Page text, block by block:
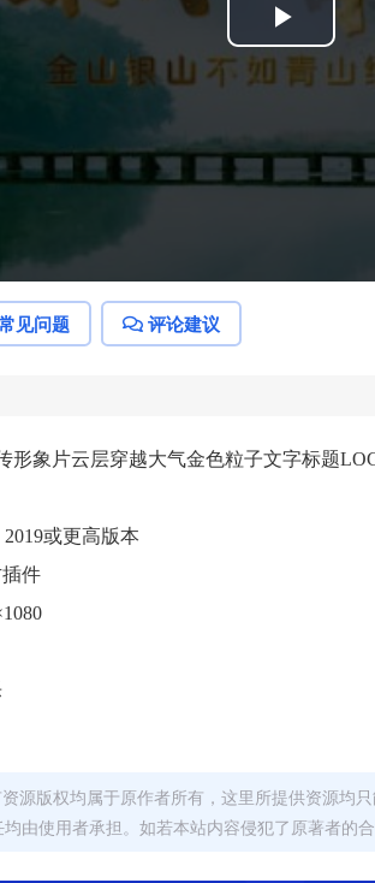
Play
Video
见问题 评论建议
形象片云层穿越大气金色粒子文字标题
2019或更高版本
件
源版权均属于原作者所有，这里所提供资源均
由使用者承担。如若本站内容侵犯了原著者的